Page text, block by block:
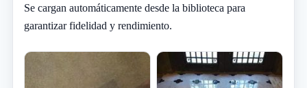
Se cargan automáticamente desde la biblioteca para
garantizar fidelidad y rendimiento.